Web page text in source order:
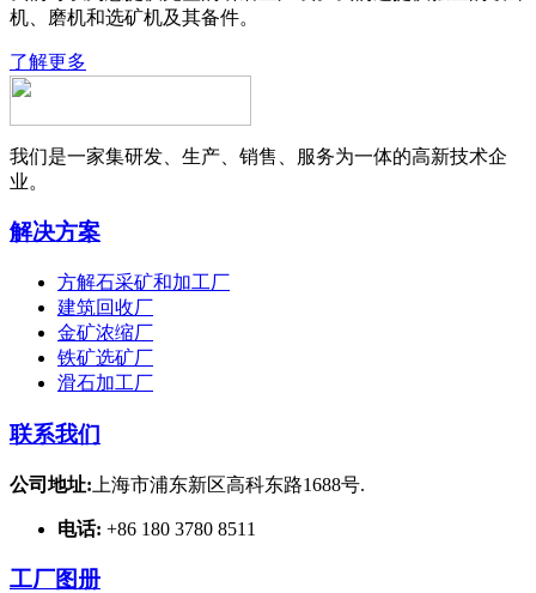
机、磨机和选矿机及其备件。
了解更多
我们是一家集研发、生产、销售、服务为一体的高新技术企
业。
解决方案
方解石采矿和加工厂
建筑回收厂
金矿浓缩厂
铁矿选矿厂
滑石加工厂
联系我们
公司地址: 上海市浦东新区高科东路1688号.
电话: +86 180 3780 8511
工厂图册